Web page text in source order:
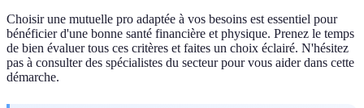
Choisir une mutuelle pro adaptée à vos besoins est essentiel pour
bénéficier d'une bonne santé financière et physique. Prenez le temps
de bien évaluer tous ces critères et faites un choix éclairé. N'hésitez
pas à consulter des spécialistes du secteur pour vous aider dans cette
démarche.